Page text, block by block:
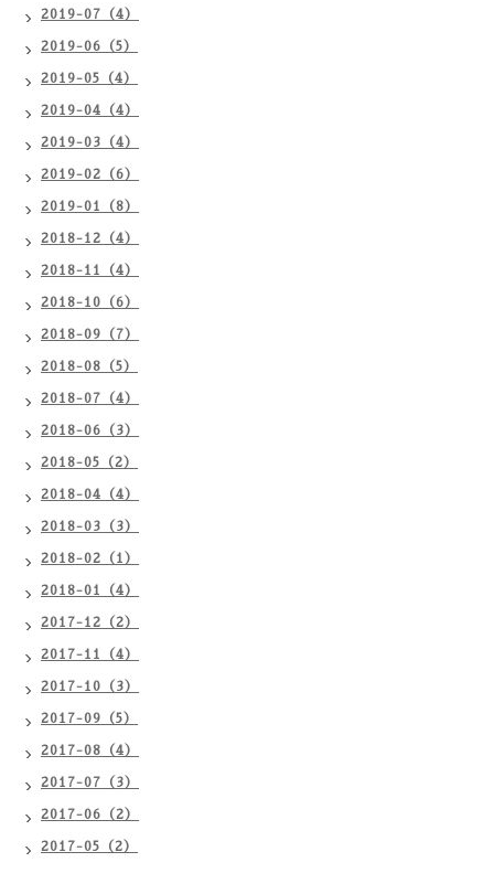
2019-07（4）
2019-06（5）
2019-05（4）
2019-04（4）
2019-03（4）
2019-02（6）
2019-01（8）
2018-12（4）
2018-11（4）
2018-10（6）
2018-09（7）
2018-08（5）
2018-07（4）
2018-06（3）
2018-05（2）
2018-04（4）
2018-03（3）
2018-02（1）
2018-01（4）
2017-12（2）
2017-11（4）
2017-10（3）
2017-09（5）
2017-08（4）
2017-07（3）
2017-06（2）
2017-05（2）